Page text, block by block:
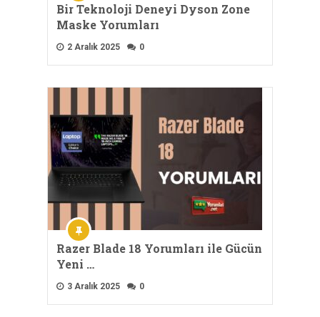
Bir Teknoloji Deneyi Dyson Zone
Maske Yorumları
2 Aralık 2025 0
Razer Blade 18 Yorumları ile Gücün
Yeni …
3 Aralık 2025 0